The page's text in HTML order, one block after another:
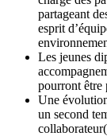
partageant
esprit
Les jeunes
pourront être
Une
un second